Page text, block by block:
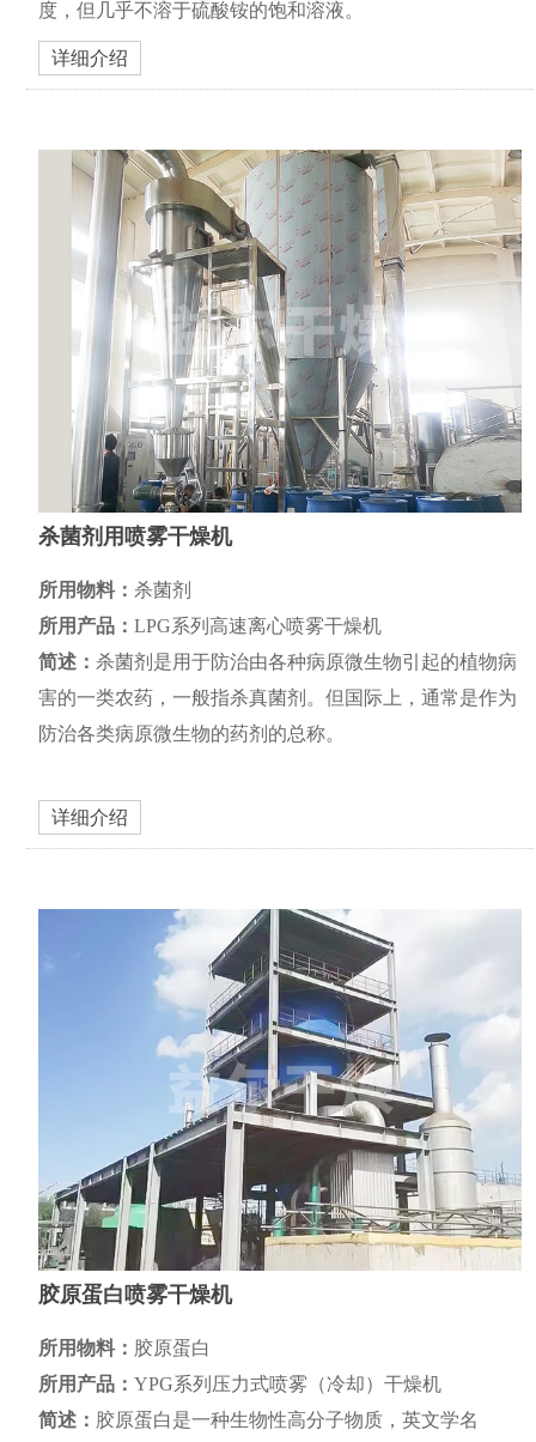
度，但几乎不溶于硫酸铵的饱和溶液。
详细介绍
杀菌剂用喷雾干燥机
所用物料： 杀菌剂
所用产品：LPG系列高速离心喷雾干燥机
简述： 杀菌剂是用于防治由各种病原微生物引起的植物病
害的一类农药，一般指杀真菌剂。但国际上，通常是作为
防治各类病原微生物的药剂的总称。
详细介绍
胶原蛋白喷雾干燥机
所用物料： 胶原蛋白
所用产品：YPG系列压力式喷雾（冷却）干燥机
简述： 胶原蛋白是一种生物性高分子物质，英文学名